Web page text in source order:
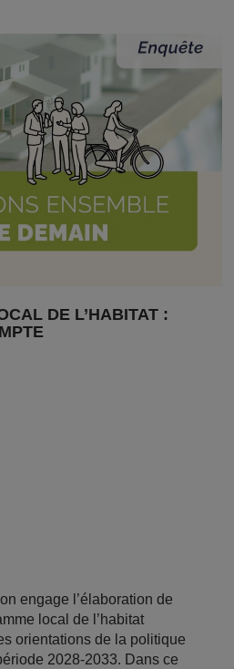
DE L’HABITAT :
engage l’élaboration de
local de l’habitat
orientations de la politique
2028-2033. Dans ce